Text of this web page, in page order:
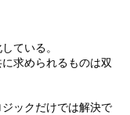
ている。
求められるものは双
ックだけでは解決で